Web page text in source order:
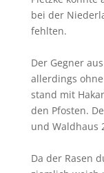
bei der
fehlten.
Der Gegner
allerdings
stand mit
den Pfosten.
und Waldhaus
Da der Rasen